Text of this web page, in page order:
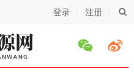
登录 注册